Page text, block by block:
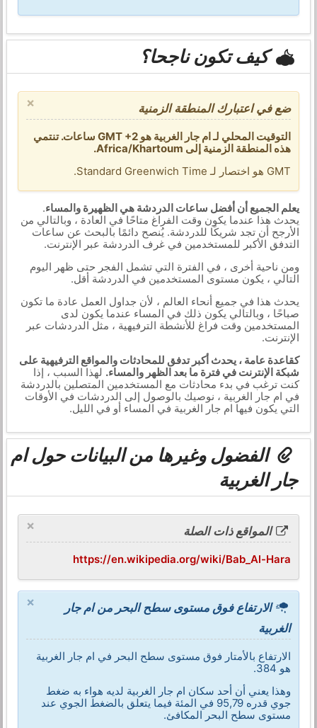
كيف تكون ناجحا؟
× ضع في اعتبارك المنطقة الزمنية
التوقيت المحلي لـ ام جار الغربية هو GMT +2 ساعات. تنتمي
هذه المنطقة الزمنية إلى Africa/Khartoum.
GMT هو اختصار لـ Standard Greenwich Time.
يعلم الجميع أن أفضل ساعات الدردشة هي الظهيرة والمساء.
يحدث هذا عندما يكون وقت الفراغ متاحًا في العادة ، وبالتالي من
الأرجح أن تجد شريكًا للدردشة. يُنصح دائمًا بالبحث عن ساعات
التدفق الأكبر للمستخدمين في غرف الدردشة عبر الإنترنت.
ومن ناحية أخرى ، في الفترة التي تشمل الفجر حتى ظهر اليوم
التالي ، يكون مستوى المستخدمين في الدردشة أقل.
يحدث هذا في جميع أنحاء العالم ، لأن جداول العمل عادة ما تكون
صباحًا ، وبالتالي يكون ذلك في المساء عندما يكون لدى
المستخدمين وقت فراغ للأنشطة الترفيهية ، مثل الدردشات عبر
الإنترنت.
كقاعدة عامة ، يحدث أكبر تدفق للمحادثات والمواقع الترفيهية على
شبكة الإنترنت في فترة ما بعد الظهر والمساء. لهذا السبب ، إذا
كنت ترغب في بدء محادثات مع المستخدمين المتصلين بالدردشة
في ام جار الغربية ، نوصيك بالوصول إلى الدردشات في الأوقات
التي يكون فيها ام جار الغربية في المساء أو في الليل.
الفضول وغيرها من البيانات حول ام
جار الغربية
× المواقع ذات الصلة
https://en.wikipedia.org/wiki/Bab_Al-Hara
×
الارتفاع فوق مستوى سطح البحر من ام جار
الغربية
الارتفاع بالأمتار فوق مستوى سطح البحر في ام جار الغربية
هو 384.
وهذا يعني أن أحد سكان ام جار الغربية لديه هواء به ضغط
جوي قدره 95,79 في المئة فيما يتعلق بالضغط الجوي عند
مستوى سطح البحر المكافئ.